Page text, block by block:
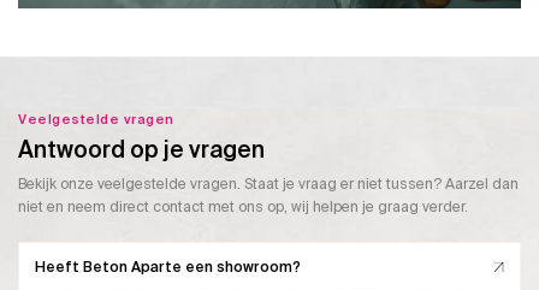
Veelgestelde vragen
Antwoord op je vragen
Bekijk onze veelgestelde vragen. Staat je vraag er niet tussen? Aarzel dan
niet en neem direct contact met ons op, wij helpen je graag verder.
Heeft Beton Aparte een showroom?